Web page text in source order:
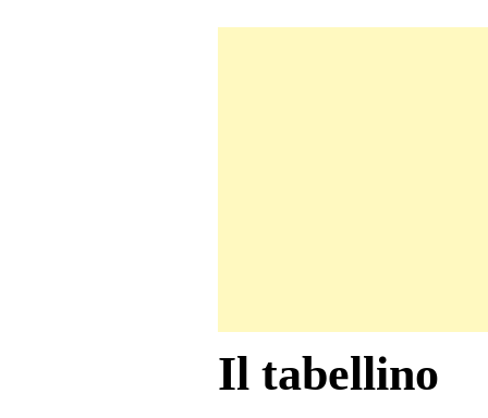
Il tabellino